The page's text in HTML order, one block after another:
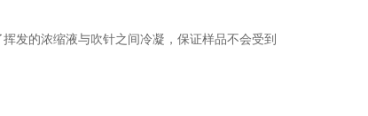
发的浓缩液与吹针之间冷凝，保证样品不会受到